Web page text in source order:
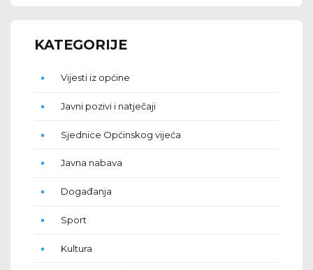
KATEGORIJE
Vijesti iz općine
Javni pozivi i natječaji
Sjednice Općinskog vijeća
Javna nabava
Događanja
Sport
Kultura